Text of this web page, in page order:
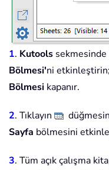
1. Kutools sekmesinde
Bölmesi'ni
Bölmesi kapanır.
2. Tıklayın
Sayfa bölmesini
3. Tüm açık çalışma